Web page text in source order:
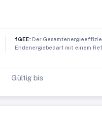
fGEE:Der
Endenergiebedarf mit einem
Gültig bis